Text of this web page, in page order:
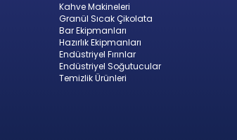
Kahve Makineleri
Granül Sıcak Çikolata
Bar Ekipmanları
Hazırlık Ekipmanları
Endüstriyel Fırınlar
Endüstriyel Soğutucular
Temizlik Ürünleri